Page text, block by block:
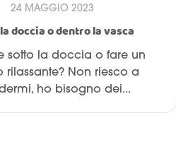
24 MAGGIO 2023
doccia o dentro la vasca
sotto la doccia o fare un
rilassante? Non riesco a
ho bisogno dei...